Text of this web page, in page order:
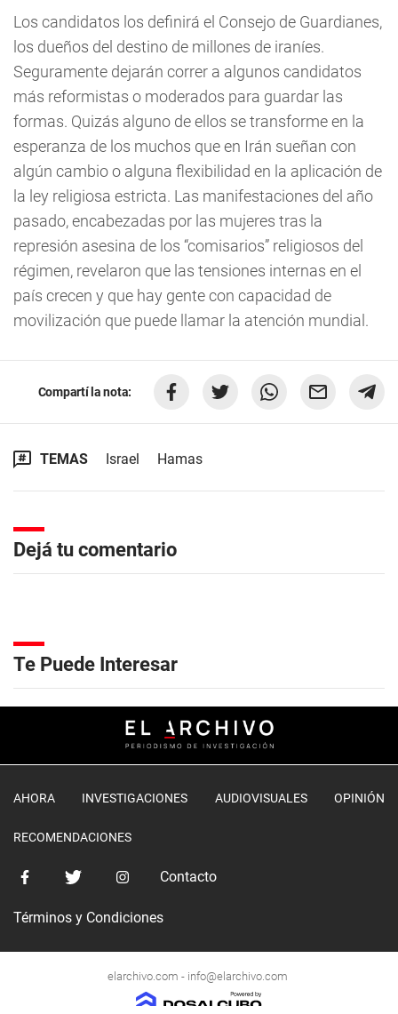
Los candidatos los definirá el Consejo de Guardianes,
los dueños del destino de millones de iraníes.
Seguramente dejarán correr a algunos candidatos
más reformistas o moderados para guardar las
formas. Quizás alguno de ellos se transforme en la
esperanza de los muchos que en Irán sueñan con
algún cambio o alguna flexibilidad en la aplicación de
la ley religiosa estricta. Las manifestaciones del año
pasado, encabezadas por las mujeres tras la
represión asesina de los “comisarios” religiosos del
régimen, revelaron que las tensiones internas en el
país crecen y que hay gente con capacidad de
movilización que puede llamar la atención mundial.
Compartí la nota:
TEMAS Israel Hamas
Dejá tu comentario
Te Puede Interesar
AHORA INVESTIGACIONES AUDIOVISUALES OPINIÓN
RECOMENDACIONES
Contacto
Términos y Condiciones
elarchivo.com - info@elarchivo.com